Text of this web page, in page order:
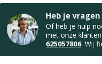
Heb je
Of heb je hulp
met onze
625057806. Wij